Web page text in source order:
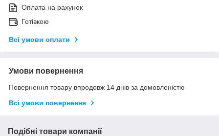
Оплата на рахунок
Готівкою
Всі умови оплати
Умови повернення
Повернення товару впродовж 14 днів за домовленістю
Всі умови повернення
Подібні товари компанії